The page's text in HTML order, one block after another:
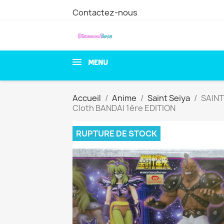
Contactez-nous
MENU
Accueil Anime Saint Seiya
Cloth BANDAI 1ère EDITION
RUPTURE DE STOCK